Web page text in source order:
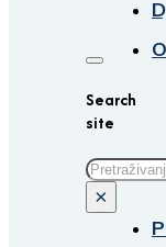
Search
site
Traži
×